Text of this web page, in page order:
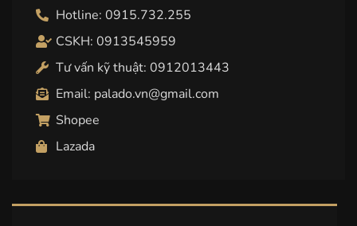
Hotline: 0915.732.255
CSKH: 0913545959
Tư vấn kỹ thuật: 0912013443
Email: palado.vn@gmail.com
Shopee
Lazada